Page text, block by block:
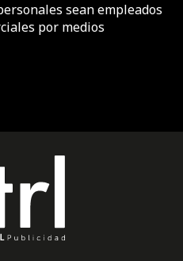
sean empleados
por medios